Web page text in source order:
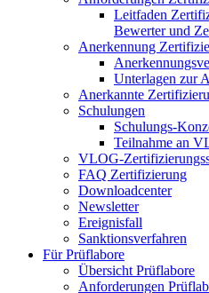
Leitfaden
Bewerter und
Anerkennung
Unterlagen zur
Anerkannte
Schulungen
Schulungs-
Teilnahme an
VLOG-
FAQ Zertifizierung
Downloadcenter
Newsletter
Ereignisfall
Sanktionsverfahren
Für Prüflabore
Übersicht Prüflabore
Anforderungen